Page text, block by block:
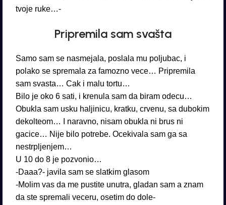
tvoje ruke…-
Pripremila sam svašta
Samo sam se nasmejala, poslala mu poljubac, i
polako se spremala za famozno vece… Pripremila
sam svasta… Cak i malu tortu…
Bilo je oko 6 sati, i krenula sam da biram odecu…
Obukla sam usku haljinicu, kratku, crvenu, sa dubokim
dekolteom… I naravno, nisam obukla ni brus ni
gacice… Nije bilo potrebe. Ocekivala sam ga sa
nestrpljenjem…
U 10 do 8 je pozvonio…
-Daaa?- javila sam se slatkim glasom
-Molim vas da me pustite unutra, gladan sam a znam
da ste spremali veceru, osetim do dole-